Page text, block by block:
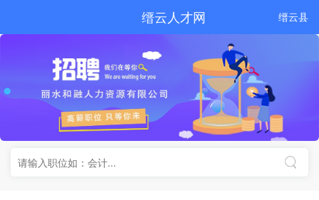
缙云人才网 缙云县